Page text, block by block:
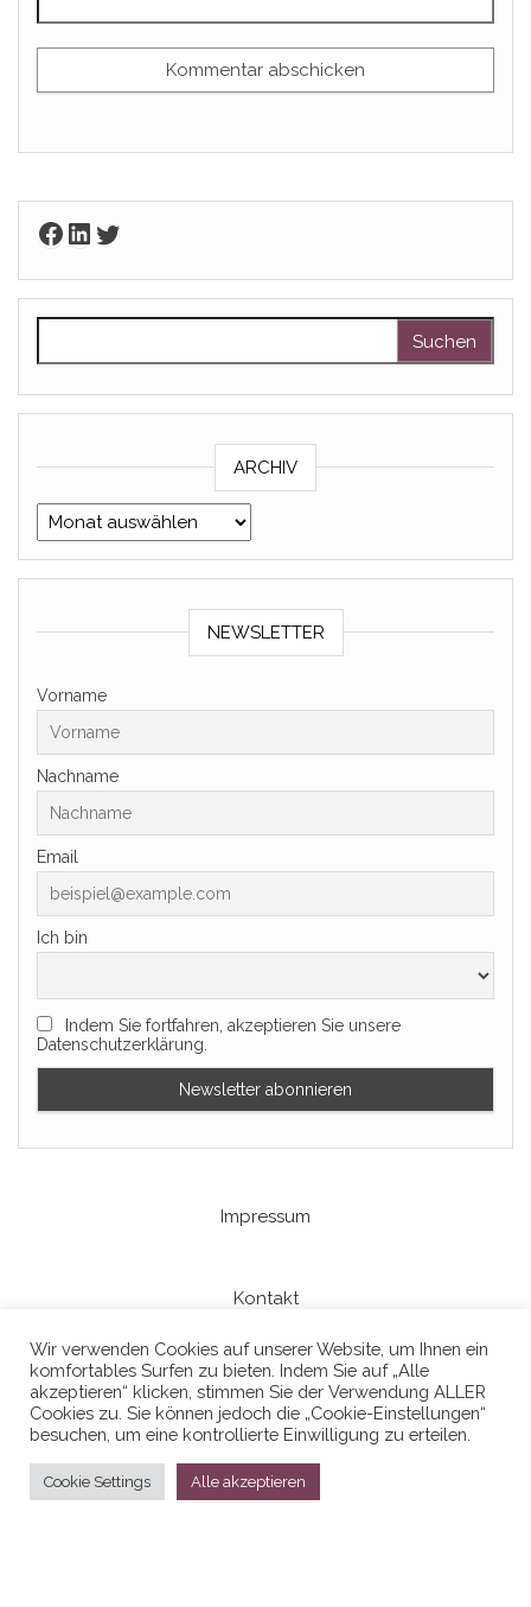
Facebook
LinkedIn
Twitter
ARCHIV
Archiv
NEWSLETTER
Vorname
Nachname
Email
Ich bin
Indem Sie fortfahren, akzeptieren Sie unsere
Datenschutzerklärung.
Impressum
Kontakt
Datenschutzerklaerung
Stolz präsentiert vonWordPress
Wir verwenden Cookies auf unserer Website, um Ihnen ein
komfortables Surfen zu bieten. Indem Sie auf „Alle
akzeptieren“ klicken, stimmen Sie der Verwendung ALLER
Cookies zu. Sie können jedoch die „Cookie-Einstellungen“
besuchen, um eine kontrollierte Einwilligung zu erteilen.
Cookie Settings Alle akzeptieren